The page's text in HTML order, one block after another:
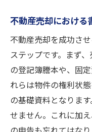
不動産売却における
不動産売却を成功さ
ステップです。まず
の登記簿謄本や、固
れらは物件の権利状
の基礎資料となりま
せません。これに加